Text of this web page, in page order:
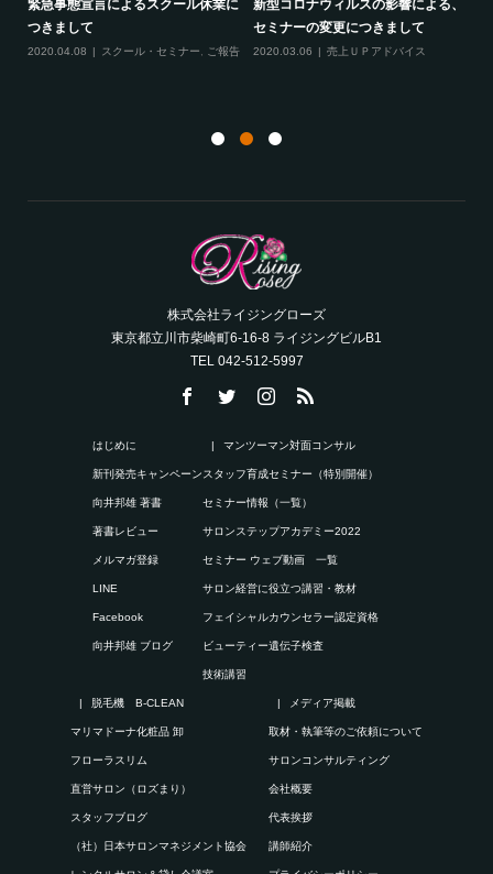
緊急事態宣言によるスクール休業に
つきまして
2020.04.08 スクール・セミナー ご報告
新型コロナウィルスの影響による、
セミナーの変更につきまして
2020.03.06 売上ＵＰアドバイス
株式会社ライジングローズ
東京都立川市柴崎町6-16-8 ライジングビルB1
TEL 042-512-5997
はじめに
新刊発売キャンペーン
向井邦雄 著書
著書レビュー
メルマガ登録
LINE
Facebook
向井邦雄 ブログ
マンツーマン対面コンサル
スタッフ育成セミナー（特別開催）
セミナー情報（一覧）
サロンステップアカデミー2022
セミナー ウェブ動画 一覧
サロン経営に役立つ講習・教材
フェイシャルカウンセラー認定資格
ビューティー遺伝子検査
技術講習
脱毛機 B-CLEAN
マリマドーナ化粧品 卸
フローラスリム
直営サロン（ロズまり）
スタッフブログ
（社）日本サロンマネジメント協会
メディア掲載
取材・執筆等のご依頼について
サロンコンサルティング
会社概要
代表挨拶
講師紹介